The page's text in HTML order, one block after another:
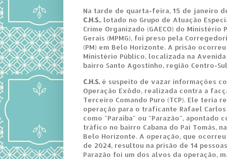
Na tarde de quarta-feira, 15 de janeiro
C.H.S., lotado no Grupo de Atuação
Crime Organizado (GAECO) do Ministério
Gerais (MPMG), foi preso pela
(PM) em Belo Horizonte. A prisão
Ministério Público, localizada na
bairro Santo Agostinho, região Centro-
C.H.S. é suspeito de vazar informações
Operação Exôdo, realizada contra a
Terceiro Comando Puro (TCP). Ele teria
operação para o traficante Rafael
como "Paraíba" ou "Parazão", apontado
tráfico no bairro Cabana do Pai Tomás,
Belo Horizonte. A operação, que
de 2024, resultou na prisão de 14
Parazão foi um dos alvos da operação,